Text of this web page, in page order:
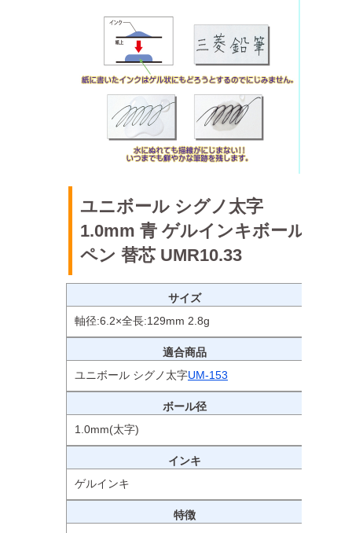
ユニボール シグノ太字
1.0mm 青 ゲルインキボール
ペン 替芯 UMR10.33
サイズ
軸径:6.2×全長:129mm 2.8g
適合商品
ユニボール シグノ太字UM-153
ボール径
1.0mm(太字)
インキ
ゲルインキ
特徴